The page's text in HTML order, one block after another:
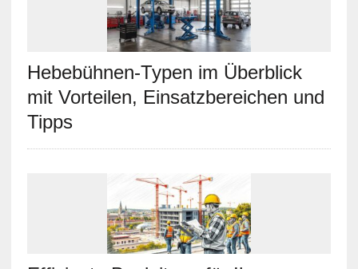
Hebebühnen-Typen im Überblick
mit Vorteilen, Einsatzbereichen und
Tipps